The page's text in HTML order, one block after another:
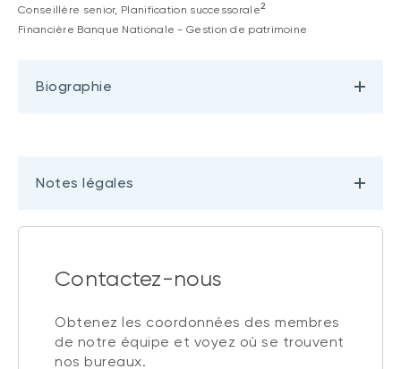
Conseillère senior, Planification successorale2
Financière Banque Nationale - Gestion de patrimoine
Biographie
Notes légales
Contactez-nous
Obtenez les coordonnées des membres
de notre équipe et voyez où se trouvent
nos bureaux.